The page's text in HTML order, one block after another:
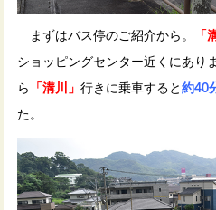
まずはバス停のご紹介から。 「
ショッピングセンター近くにあり
ら 「溝川」行きに乗車すると約40
た。